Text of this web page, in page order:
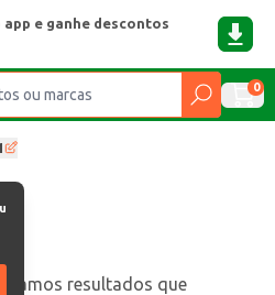
e ganhe descontos
0
resultados que